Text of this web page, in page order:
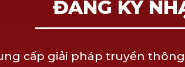
ĐĂNG KÝ
cấp giải pháp truyền